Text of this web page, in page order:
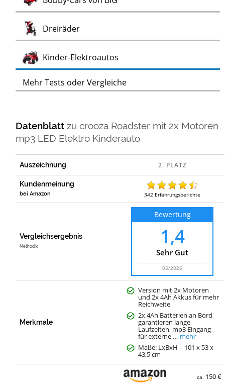
DreiräderTest
Kinder-Elektroautos
Mehr Tests oder Vergleiche
Datenblattzucrooza Roadster mit 2x Motoren
mp3 LED Elektro Kinderauto
Auszeichnung
Kundenmeinung
bei Amazon 342 Erfahrungsberichte
Vergleichsergebnis
Methodik
Bewertung
1,4
Sehr Gut
05/2026
Merkmale
Version mit 2x Motoren
und 2x 4Ah Akkus für mehr
Reichweite
2x 4Ah Batterien an Bord
garantieren lange
Laufzeiten, mp3 Eingang
für externe … mehr
Maße: LxBxH = 101 x 53 x
43,5 cm
ca. 150 €